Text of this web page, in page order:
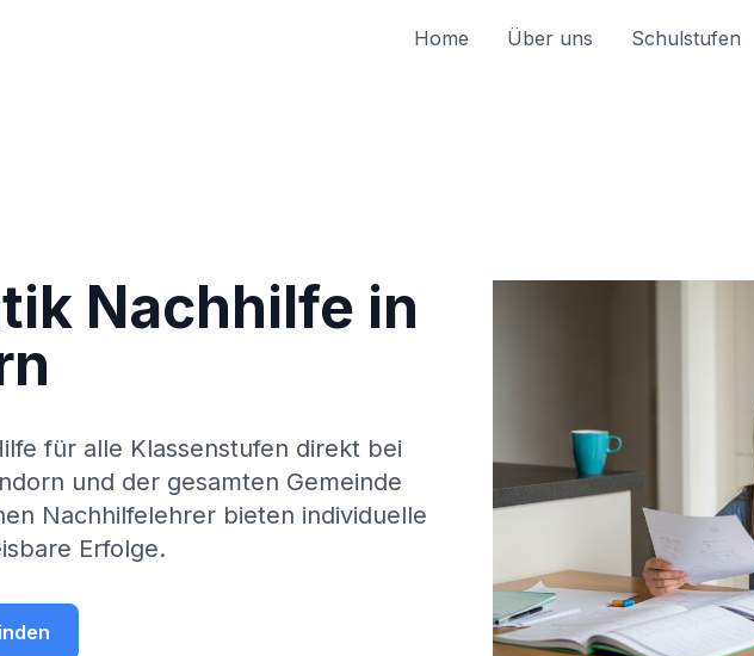
Home Über uns Schulstufen
Nachhilfe in
für alle Klassenstufen direkt bei
und der gesamten Gemeinde
Nachhilfelehrer bieten individuelle
Erfolge.